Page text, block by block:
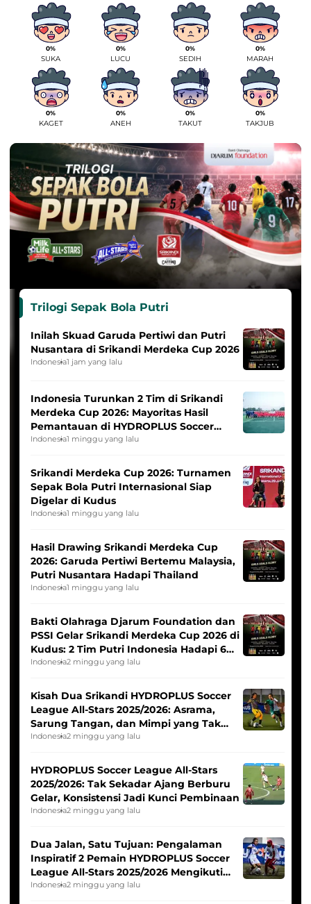
0%
SUKA
0%
LUCU
0%
SEDIH
0%
MARAH
0%
KAGET
0%
ANEH
0%
TAKUT
0%
TAKJUB
Trilogi Sepak Bola Putri
Inilah Skuad Garuda Pertiwi dan Putri
Nusantara di Srikandi Merdeka Cup 2026
Indonesia1 jam yang lalu
Indonesia Turunkan 2 Tim di Srikandi
Merdeka Cup 2026: Mayoritas Hasil
Pemantauan di HYDROPLUS Soccer
League
Indonesia1 minggu yang lalu
Srikandi Merdeka Cup 2026: Turnamen
Sepak Bola Putri Internasional Siap
Digelar di Kudus
Indonesia1 minggu yang lalu
Hasil Drawing Srikandi Merdeka Cup
2026: Garuda Pertiwi Bertemu Malaysia,
Putri Nusantara Hadapi Thailand
Indonesia1 minggu yang lalu
Bakti Olahraga Djarum Foundation dan
PSSI Gelar Srikandi Merdeka Cup 2026 di
Kudus: 2 Tim Putri Indonesia Hadapi 6
Tim Asia
Indonesia2 minggu yang lalu
Kisah Dua Srikandi HYDROPLUS Soccer
League All-Stars 2025/2026: Asrama,
Sarung Tangan, dan Mimpi yang Tak
Pernah Padam
Indonesia2 minggu yang lalu
HYDROPLUS Soccer League All-Stars
2025/2026: Tak Sekadar Ajang Berburu
Gelar, Konsistensi Jadi Kunci Pembinaan
Indonesia2 minggu yang lalu
Dua Jalan, Satu Tujuan: Pengalaman
Inspiratif 2 Pemain HYDROPLUS Soccer
League All-Stars 2025/2026 Mengikuti
Seleksi Timnas Indonesia Putri
Indonesia2 minggu yang lalu